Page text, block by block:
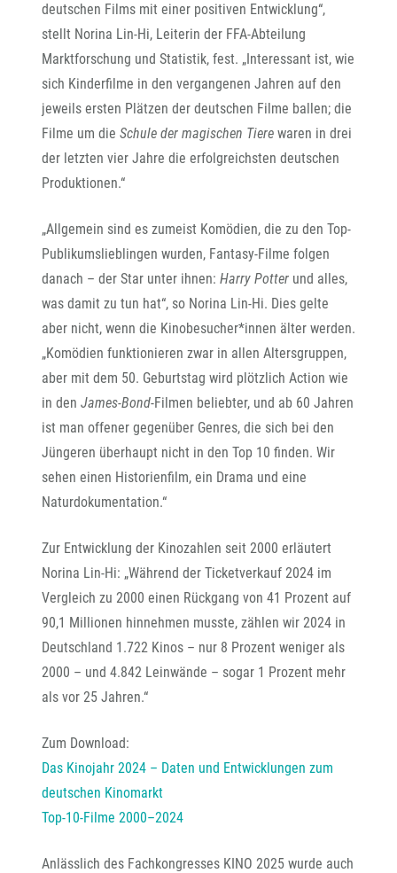
deutschen Films mit einer positiven Entwicklung“,
stellt Norina Lin-Hi, Leiterin der FFA-Abteilung
Marktforschung und Statistik, fest. „Interessant ist, wie
sich Kinderfilme in den vergangenen Jahren auf den
jeweils ersten Plätzen der deutschen Filme ballen; die
Filme um die Schule der magischen Tiere waren in drei
der letzten vier Jahre die erfolgreichsten deutschen
Produktionen.“
„Allgemein sind es zumeist Komödien, die zu den Top-
Publikumslieblingen wurden, Fantasy-Filme folgen
danach – der Star unter ihnen: Harry Potter und alles,
was damit zu tun hat“, so Norina Lin-Hi. Dies gelte
aber nicht, wenn die Kinobesucher*innen älter werden.
„Komödien funktionieren zwar in allen Altersgruppen,
aber mit dem 50. Geburtstag wird plötzlich Action wie
in den James-Bond-Filmen beliebter, und ab 60 Jahren
ist man offener gegenüber Genres, die sich bei den
Jüngeren überhaupt nicht in den Top 10 finden. Wir
sehen einen Historienfilm, ein Drama und eine
Naturdokumentation.“
Zur Entwicklung der Kinozahlen seit 2000 erläutert
Norina Lin-Hi: „Während der Ticketverkauf 2024 im
Vergleich zu 2000 einen Rückgang von 41 Prozent auf
90,1 Millionen hinnehmen musste, zählen wir 2024 in
Deutschland 1.722 Kinos – nur 8 Prozent weniger als
2000 – und 4.842 Leinwände – sogar 1 Prozent mehr
als vor 25 Jahren.“
Zum Download:
Das Kinojahr 2024 – Daten und Entwicklungen zum
deutschen Kinomarkt
Top-10-Filme 2000–2024
Anlässlich des Fachkongresses KINO 2025 wurde auch